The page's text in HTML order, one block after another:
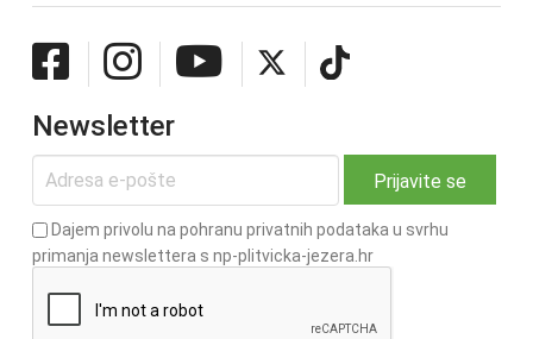
Newsletter
Dajem privolu na pohranu privatnih podataka u svrhu
primanja newslettera s np-plitvicka-jezera.hr